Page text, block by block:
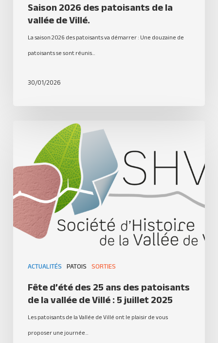
Saison 2026 des patoisants de la
vallée de Villé.
La saison 2026 des patoisants va démarrer : Une douzaine de
patoisants se sont réunis…
30/01/2026
ACTUALITÉS PATOIS SORTIES
Fête d’été des 25 ans des patoisants
de la vallée de Villé : 5 juillet 2025
Les patoisants de la Vallée de Villé ont le plaisir de vous
proposer une journée…